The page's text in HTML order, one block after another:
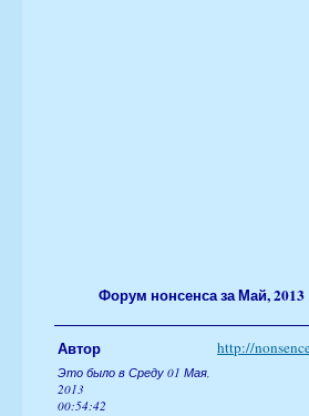
Форум нонсенса за Май, 2013
Автор http://
Это было в Среду 01 Мая,
2013
00:54:42